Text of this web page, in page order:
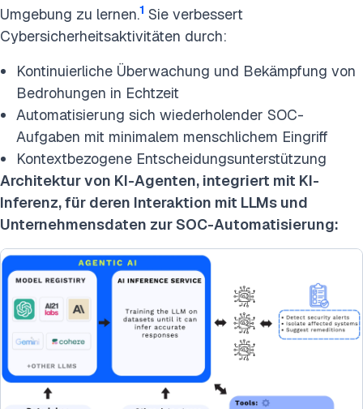
Umgebung zu lernen.1 Sie verbessert
Cybersicherheitsaktivitäten durch:
Kontinuierliche Überwachung und Bekämpfung von
Bedrohungen in Echtzeit
Automatisierung sich wiederholender SOC-
Aufgaben mit minimalem menschlichem Eingriff
Kontextbezogene Entscheidungsunterstützung
Architektur von KI-Agenten, integriert mit KI-
Inferenz, für deren Interaktion mit LLMs und
Unternehmensdaten zur SOC-Automatisierung: